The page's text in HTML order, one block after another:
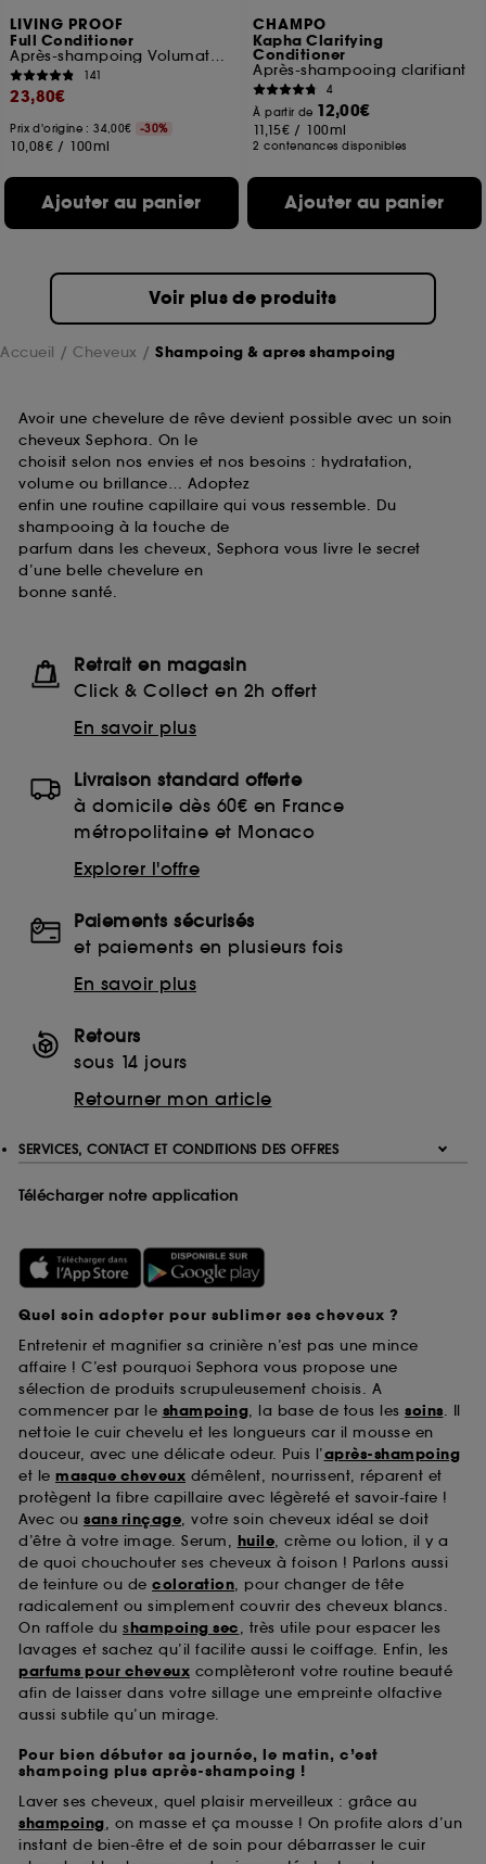
LIVING PROOF
Full Conditioner
Après-shampoing Volumateur
141
23,80€
Prix d'origine : 34,00€ -30%
10,08€ / 100ml
Ajouter au panier
CHAMPO
Kapha Clarifying
Conditioner
Après-shampooing clarifiant
4
À partir de 12,00€
11,15€ / 100ml
2 contenances disponibles
Ajouter au panier
Voir plus de produits
Accueil Cheveux Shampoing & apres shampoing
Avoir une chevelure de rêve devient possible avec un soin
cheveux Sephora. On le
choisit selon nos envies et nos besoins : hydratation,
volume ou brillance… Adoptez
enfin une routine capillaire qui vous ressemble. Du
shampooing à la touche de
parfum dans les cheveux, Sephora vous livre le secret
d’une belle chevelure en
bonne santé.
Retrait en magasin
Click & Collect en 2h offert
En savoir plus
Livraison standard offerte
à domicile dès 60€ en France
métropolitaine et Monaco
Explorer l'offre
Paiements sécurisés
et paiements en plusieurs fois
En savoir plus
Retours
sous 14 jours
Retourner mon article
SERVICES, CONTACT ET CONDITIONS DES OFFRES
Télécharger notre application
Quel soin adopter pour sublimer ses cheveux ?
Entretenir et magnifier sa crinière n’est pas une mince
affaire ! C’est pourquoi Sephora vous propose une
sélection de produits scrupuleusement choisis. A
commencer par le shampoing, la base de tous les soins. Il
nettoie le cuir chevelu et les longueurs car il mousse en
douceur, avec une délicate odeur. Puis l’après-shampoing
et le masque cheveux démêlent, nourrissent, réparent et
protègent la fibre capillaire avec légèreté et savoir-faire !
Avec ou sans rinçage, votre soin cheveux idéal se doit
d’être à votre image. Serum, huile, crème ou lotion, il y a
de quoi chouchouter ses cheveux à foison ! Parlons aussi
de teinture ou de coloration, pour changer de tête
radicalement ou simplement couvrir des cheveux blancs.
On raffole du shampoing sec, très utile pour espacer les
lavages et sachez qu’il facilite aussi le coiffage. Enfin, les
parfums pour cheveux complèteront votre routine beauté
afin de laisser dans votre sillage une empreinte olfactive
aussi subtile qu’un mirage.
Pour bien débuter sa journée, le matin, c’est
shampoing plus après-shampoing !
Laver ses cheveux, quel plaisir merveilleux : grâce au
shampoing, on masse et ça mousse ! On profite alors d’un
instant de bien-être et de soin pour débarrasser le cuir